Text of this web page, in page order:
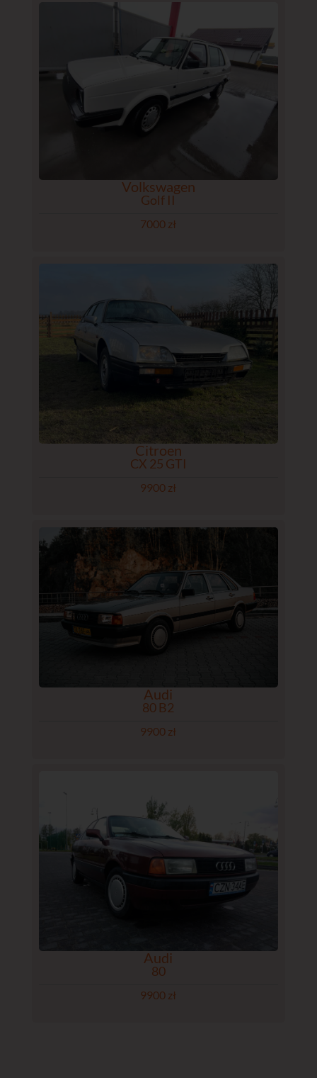
Volkswagen
Golf II
7000 zł
Citroen
CX 25 GTI
9900 zł
Audi
80 B2
9900 zł
Audi
80
9900 zł